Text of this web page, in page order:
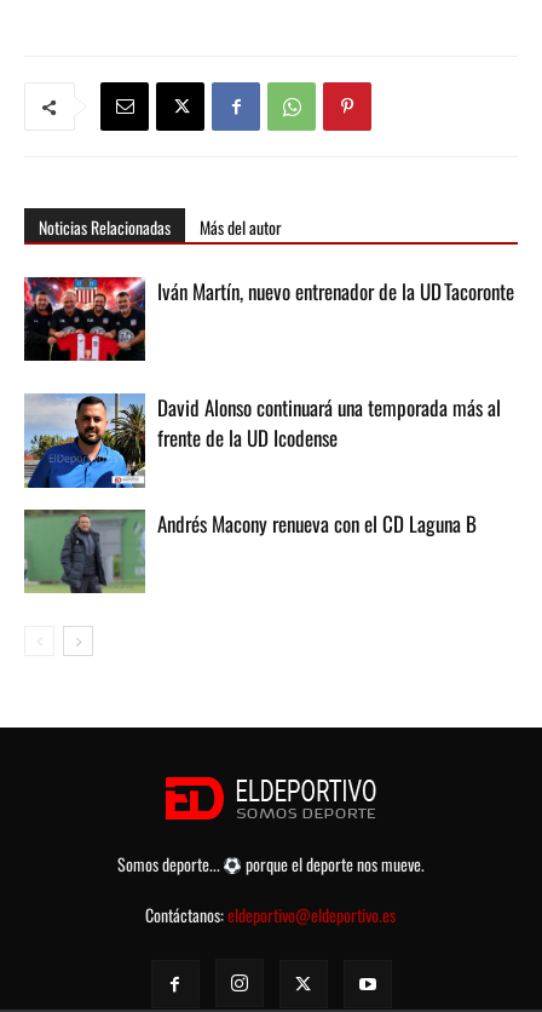
Noticias Relacionadas Más del autor
Iván Martín, nuevo entrenador de la UD Tacoronte
David Alonso continuará una temporada más al
frente de la UD Icodense
Andrés Macony renueva con el CD Laguna B
Somos deporte...
porque el deporte nos mueve.
Contáctanos:eldeportivo@eldeportivo.es